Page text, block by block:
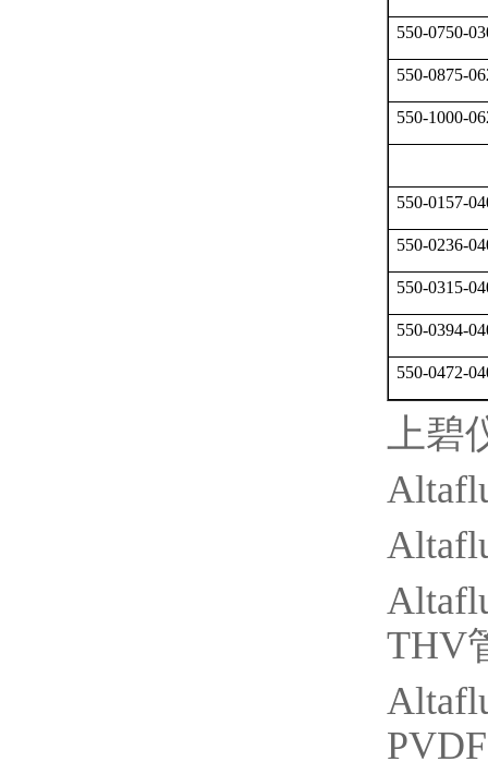
550-0750-
550-0875-
550-1000-
550-0157-
550-0236-
550-0315-
550-0394-
550-0472-
上碧
THV
PVDF